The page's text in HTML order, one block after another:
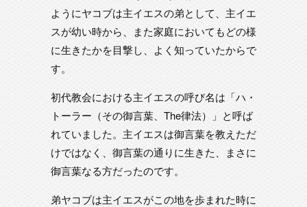
ようにヤコブは主イエスの弟として、主イエ
スが幼い時から、また家庭においてもどの様
に生きたかを目撃し、よく知っていたからで
す。
初代教会における主イエスの呼び名は「ハ・
トーラー（その御言葉、The律法）」と呼ば
れていました。主イエスは御言葉を教えただ
けではなく、御言葉の通りに生きた、まさに
御言葉なる方だったのです。
弟ヤコブは主イエスがこの地を歩まれた時に